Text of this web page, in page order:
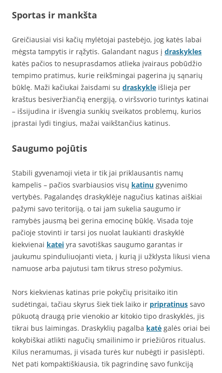
Sportas ir mankšta
Greičiausiai visi kačių mylėtojai pastebėjo, jog katės labai
mėgsta tampytis ir rąžytis. Galandant nagus į draskykles
katės pačios to nesuprasdamos atlieka įvairaus pobūdžio
tempimo pratimus, kurie reikšmingai pagerina jų sąnarių
būklę. Maži kačiukai žaisdami su draskykle išlieja per
kraštus besiveržiančią energiją, o viršsvorio turintys katinai
– išsijudina ir išvengia sunkių sveikatos problemų, kurios
įprastai lydi tingius, mažai vaikštančius katinus.
Saugumo pojūtis
Stabili gyvenamoji vieta ir tik jai priklausantis namų
kampelis – pačios svarbiausios visų katinu gyvenimo
vertybės. Pagalandęs draskyklėje nagučius katinas aiškiai
pažymi savo teritoriją, o tai jam sukelia saugumo ir
ramybės jausmą bei gerina emocinę būklę. Visada toje
pačioje stovinti ir tarsi jos nuolat laukianti draskyklė
kiekvienai katei yra savotiškas saugumo garantas ir
jaukumu spinduliuojanti vieta, į kurią ji užklysta likusi viena
namuose arba pajutusi tam tikrus streso požymius.
Nors kiekvienas katinas prie pokyčių prisitaiko itin
sudėtingai, tačiau skyrus šiek tiek laiko ir pripratinus savo
pūkuotą draugą prie vienokio ar kitokio tipo draskyklės, jis
tikrai bus laimingas. Draskyklių pagalba katė galės oriai bei
kokybiškai atlikti nagučių smailinimo ir priežiūros ritualus.
Kilus neramumas, ji visada turės kur nubėgti ir pasislėpti.
Net pati kompaktiškiausia, tik pagrindinę savo funkciją